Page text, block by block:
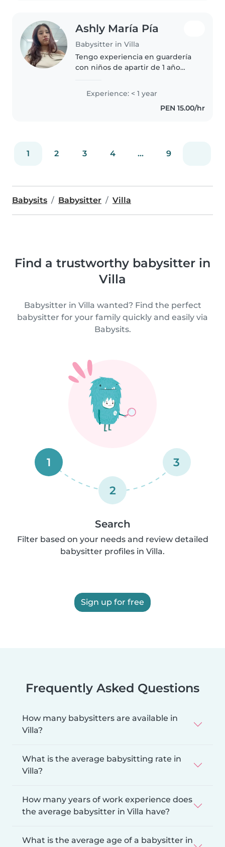
Ashly María Pía
Babysitter in Villa
Tengo experiencia en guardería
con niños de apartir de 1 año
adapto a todo niño ,soy súper
amigable ,más que su niñera
sería como una hermana mayor..
Experience: < 1 year
PEN 15.00/hr
1 2 3 4 ... 9
Babysits Babysitter Villa
Find a trustworthy babysitter in
Villa
Babysitter in Villa wanted? Find the perfect
babysitter for your family quickly and easily via
Babysits.
1
2
3
Search
Filter based on your needs and review detailed
babysitter profiles in Villa.
Sign up for free
Frequently Asked Questions
How many babysitters are available in
Villa?
What is the average babysitting rate in
Villa?
How many years of work experience does
the average babysitter in Villa have?
What is the average age of a babysitter in